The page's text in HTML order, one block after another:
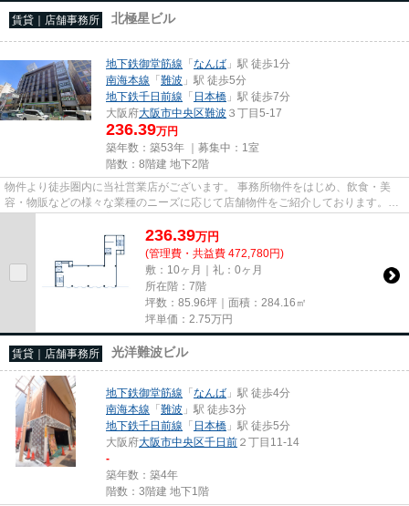
賃貸｜店舗事務所 北極星ビル
地下鉄御堂筋線 「なんば 」駅 徒歩1分
南海本線 「難波 」駅 徒歩5分
地下鉄千日前線 「 日本橋 」駅 徒歩7分
大阪府大阪市中央区難波 ３丁目5-17
236.39万円
築年数：築53年 ｜募集中： 1室
階数：8階建 地下2階
物件より徒歩圏内に当社営業店がございます。 事務所物件をはじめ、飲食・美
容・物販などの様々な業種のニーズに応じて店舗物件をご紹介しております。
尚、弊社ではおとり広告は一切...
236.39万円
(管理費・共益費 472,780円)
敷：10ヶ月｜礼：0ヶ月
所在階：7階
坪数：85.96坪｜面積：284.16㎡
坪単価： 2.75万円
賃貸｜店舗事務所 光洋難波ビル
地下鉄御堂筋線 「なんば 」駅 徒歩4分
南海本線 「難波 」駅 徒歩3分
地下鉄千日前線 「 日本橋 」駅 徒歩5分
大阪府大阪市中央区千日前 ２丁目11-14
-
築年数：築4年
階数：3階建 地下1階